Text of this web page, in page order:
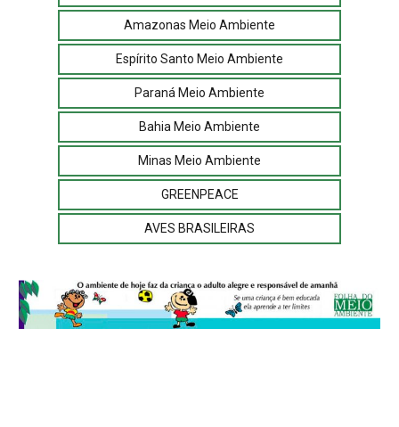
Amazonas Meio Ambiente
Espírito Santo Meio Ambiente
Paraná Meio Ambiente
Bahia Meio Ambiente
Minas Meio Ambiente
GREENPEACE
AVES BRASILEIRAS